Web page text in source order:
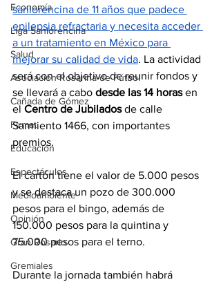
Economía
Liga Sanlorencina
Salud
Asociación Rosarina de Fútbol
Cañada de Gómez
Firmat
Educación
Espectáculos
Medioambiente
Opinión
Gran Rosario
Gremiales
sanlorencina de 11 años que padece
epilepsia refractaria y necesita acceder
a un tratamiento en México para
mejorar su calidad de vida. La actividad
será con el objetivo de reunir fondos y
se llevará a cabo desde las 14 horas en
el Centro de Jubilados de calle
Sarmiento 1466, con importantes
premios.
El cartón tiene el valor de 5.000 pesos
y se destaca un pozo de 300.000
pesos para el bingo, además de
150.000 pesos para la quintina y
75.000 pesos para el terno.
Durante la jornada también habrá